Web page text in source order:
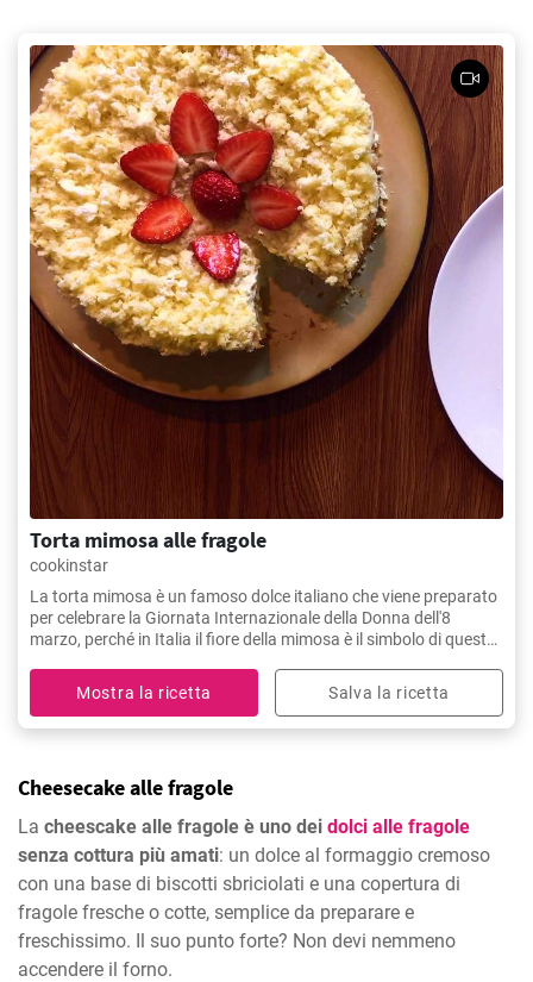
Torta mimosa alle fragole
cookinstar
La torta mimosa è un famoso dolce italiano che viene preparato
per celebrare la Giornata Internazionale della Donna dell'8
marzo, perché in Italia il fiore della mimosa è il simbolo di questa
Mostra la ricetta
Salva la ricetta
Cheesecake alle fragole
La cheescake alle fragole è uno dei dolci alle fragole
senza cottura più amati: un dolce al formaggio cremoso
con una base di biscotti sbriciolati e una copertura di
fragole fresche o cotte, semplice da preparare e
freschissimo. Il suo punto forte? Non devi nemmeno
accendere il forno.